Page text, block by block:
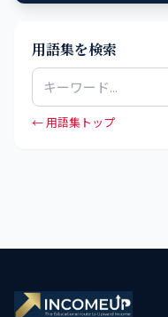
用語集を検索
← 用語集トップ